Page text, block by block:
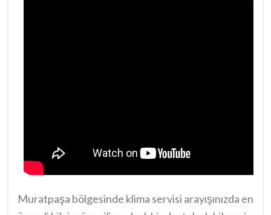
Muratpaşa bölgesinde klima servisi arayışınızda en